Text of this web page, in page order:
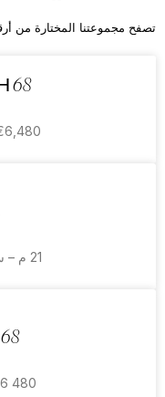
تصفح مجموعتنا المختارة من
68
21 م – سانسيكر – 6,480 يورو
480